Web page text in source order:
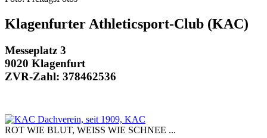
Klagenfurter Athleticsport-Club (KAC)
Messeplatz 3
9020 Klagenfurt
ZVR-Zahl: 378462536
ROT WIE BLUT, WEISS WIE SCHNEE ...